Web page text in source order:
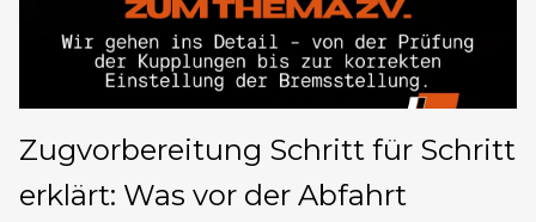
Zugvorbereitung Schritt für Schritt
erklärt: Was vor der Abfahrt